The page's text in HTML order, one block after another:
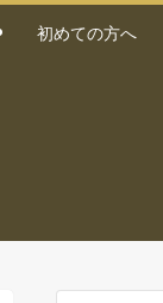
初めての方へ